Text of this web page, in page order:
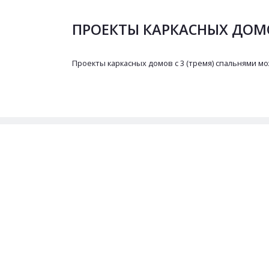
ПРОЕКТЫ КАРКАСНЫХ
Проекты каркасных домов с 3 (тремя) спальнями